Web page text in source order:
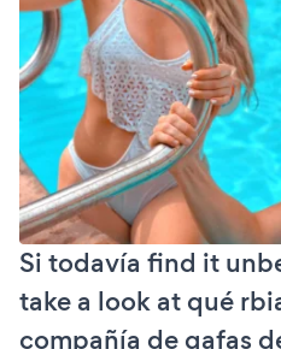
Si todavía find it
take a look at qué
compañía de gafas